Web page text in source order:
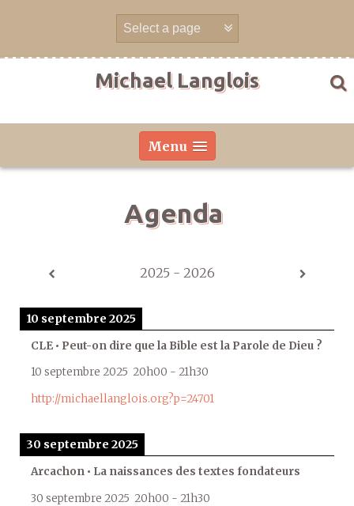
Michael Langlois
Menu
Agenda
2025 - 2026
10 septembre 2025
CLE • Peut-on dire que la Bible est la Parole de Dieu ?
10 septembre 2025 20h00 - 21h30
http://michaellanglois.org?p=24701
30 septembre 2025
Arcachon • La naissances des textes fondateurs
30 septembre 2025 20h00 - 21h30